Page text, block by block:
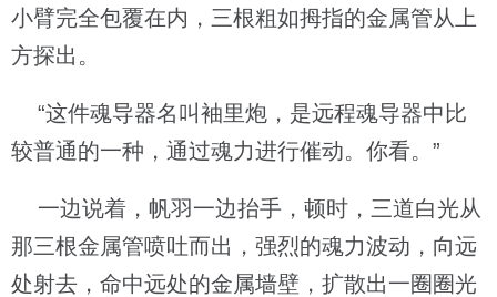
小臂完全包覆在内，三根粗如拇指的金属管从上
方探出。
“这件魂导器名叫袖里炮，是远程魂导器中比
较普通的一种，通过魂力进行催动。你看。”
一边说着，帆羽一边抬手，顿时，三道白光从
那三根金属管喷吐而出，强烈的魂力波动，向远
处射去，命中远处的金属墙壁，扩散出一圈圈光